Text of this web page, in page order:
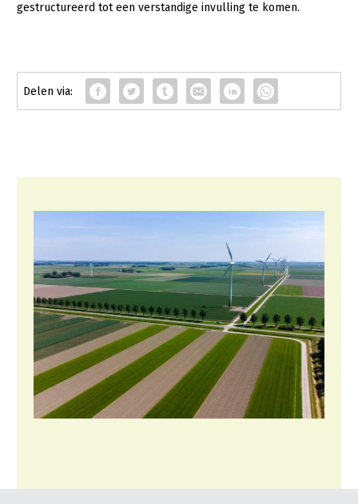
Plant
Biologische Landbouw
Bollenteelt
Paddenstoelen
Multifunctionele landbouw
Multifunctioneel
Vrouw en Bedrijf
Onderwerpen
gestructureerd tot een verstandige invulling te komen.